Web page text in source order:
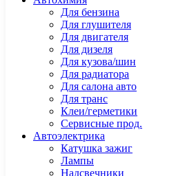
Для бензина
Для глушителя
Для двигателя
Для дизеля
Для кузова/шин
Для радиатора
Для салона авто
Для транс
Клеи/герметики
Сервисные прод.
Автоэлектрика
Катушка зажиг
Лампы
Надсвечники